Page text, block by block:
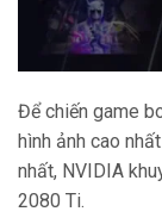
Để chiến game
hình ảnh cao
nhất, NVIDIA
2080 Ti.